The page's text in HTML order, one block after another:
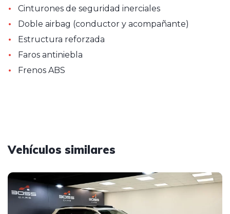
• Cinturones de seguridad inerciales
• Doble airbag (conductor y acompañante)
• Estructura reforzada
• Faros antiniebla
• Frenos ABS
Vehículos similares